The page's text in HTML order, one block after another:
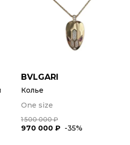
BVLGARI
Колье
One size
1 500 000 ₽
970 000 ₽ -35%